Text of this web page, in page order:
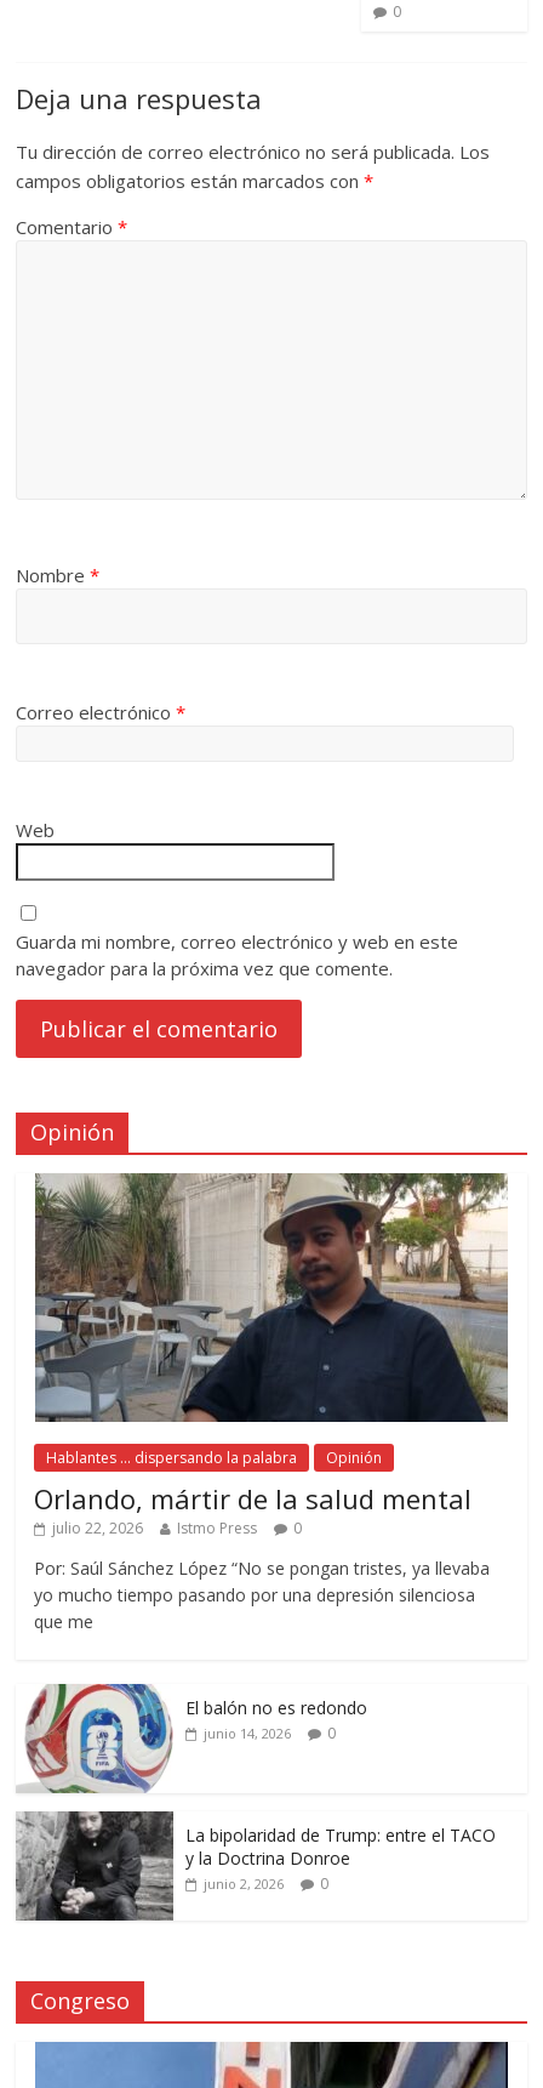
0
Deja una respuesta
Tu dirección de correo electrónico no será publicada. Los
campos obligatorios están marcados con*
Comentario*
Nombre*
Correo electrónico*
Web
Guarda mi nombre, correo electrónico y web en este
navegador para la próxima vez que comente.
Opinión
Hablantes ... dispersando la palabra Opinión
Orlando, mártir de la salud mental
julio 22, 2026 Istmo Press 0
Por: Saúl Sánchez López “No se pongan tristes, ya llevaba
yo mucho tiempo pasando por una depresión silenciosa
que me
El balón no es redondo
junio 14, 2026 0
La bipolaridad de Trump: entre el TACO
y la Doctrina Donroe
junio 2, 2026 0
Congreso